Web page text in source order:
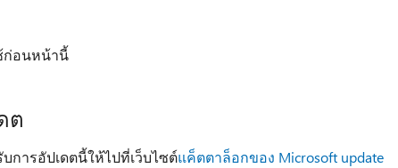
ก่อนหน้านี้
ต
การอัปเดตนี้ให้ไปที่เว็บไซต์แค็ตตาล็อกของ Microsoft update